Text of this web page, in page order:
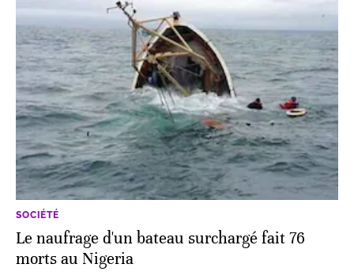
SOCIÉTÉ
Le naufrage d'un bateau surchargé fait 76
morts au Nigeria